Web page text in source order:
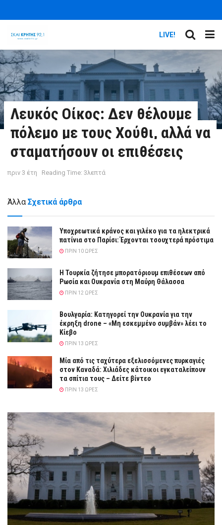
LIVE!
Λευκός Οίκος: Δεν θέλουμε
πόλεμο με τους Χούθι, αλλά να
σταματήσουν οι επιθέσεις
πριν 3 έτη Reading Time: 3λεπτά
Άλλα Σχετικά άρθρα
Υποχρεωτικά κράνος και γιλέκο για τα ηλεκτρικά
πατίνια στο Παρίσι: Έρχονται τσουχτερά πρόστιμα
ΠΡΙΝ 10 ΏΡΕΣ
Η Τουρκία ζήτησε μπορατόριουμ επιθέσεων από
Ρωσία και Ουκρανία στη Μαύρη Θάλασσα
ΠΡΙΝ 12 ΏΡΕΣ
Βουλγαρία: Κατηγορεί την Ουκρανία για την
έκρηξη drone – «Μη εσκεμμένο συμβάν» λέει το
Κίεβο
ΠΡΙΝ 13 ΏΡΕΣ
Μία από τις ταχύτερα εξελισσόμενες πυρκαγιές
στον Καναδά: Χιλιάδες κάτοικοι εγκαταλείπουν
τα σπίτια τους – Δείτε βίντεο
ΠΡΙΝ 13 ΏΡΕΣ